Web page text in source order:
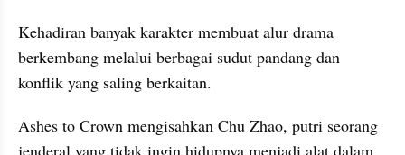
Kehadiran banyak karakter membuat alur drama
berkembang melalui berbagai sudut pandang dan
konflik yang saling berkaitan.
Ashes to Crown mengisahkan Chu Zhao, putri seorang
jenderal yang tidak ingin hidupnya menjadi alat dalam